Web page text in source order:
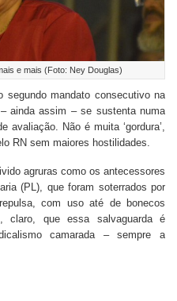
e mais (Foto: Ney Douglas)
mandato consecutivo na
ainda assim – se sustenta numa
avaliação. Não é muita ‘gordura’,
RN sem maiores hostilidades.
agruras como os antecessores
(PL), que foram soterrados por
com uso até de bonecos
claro, que essa salvaguarda é
camarada – sempre a